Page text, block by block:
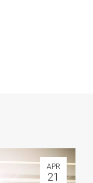
APR
21